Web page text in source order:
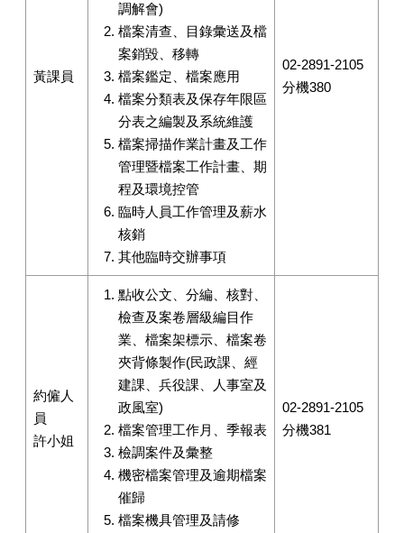
黃課員
調解會)
檔案清查、目錄彙送及檔
案銷毀、移轉
檔案鑑定、檔案應用
檔案分類表及保存年限區
分表之編製及系統維護
檔案掃描作業計畫及工作
管理暨檔案工作計畫、期
程及環境控管
臨時人員工作管理及薪水
核銷
其他臨時交辦事項
02-2891-2105
分機380
約僱人
員
許小姐
點收公文、分編、核對、
檢查及案卷層級編目作
業、檔案架標示、檔案卷
夾背條製作(民政課、經
建課、兵役課、人事室及
政風室)
檔案管理工作月、季報表
檢調案件及彙整
機密檔案管理及逾期檔案
催歸
檔案機具管理及請修
02-2891-2105
分機381